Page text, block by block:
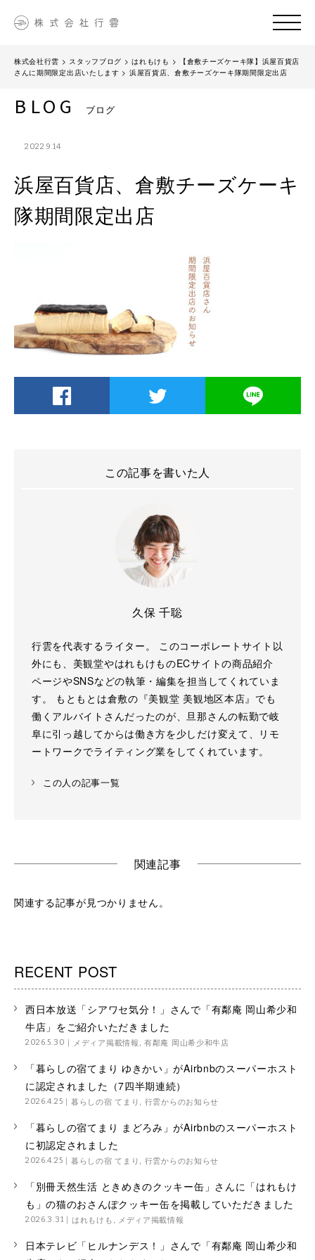
株式会社行雲 > スタッフブログ >はれもけも >
【倉敷チーズケーキ隊】浜屋百貨店
さんに期間限定出店いたします > 浜屋百貨店、倉敷チーズケーキ隊期間限定出店
BLOG ブログ
2022.9.14
浜屋百貨店、倉敷チーズケーキ
隊期間限定出店
この記事を書いた人
久保 千聡
行雲を代表するライター。 このコーポレートサイト以
外にも、美観堂やはれもけものECサイトの商品紹介
ページやSNSなどの執筆・編集を担当してくれていま
す。 もともとは倉敷の『美観堂 美観地区本店』でも
働くアルバイトさんだったのが、旦那さんの転勤で岐
阜に引っ越してからは働き方を少しだけ変えて、リモ
ートワークでライティング業をしてくれています。
この人の記事一覧
関連記事
関連する記事が見つかりません。
RECENT POST
西日本放送「シアワセ気分！」さんで「有鄰庵 岡山希少和
牛店」をご紹介いただきました
2026.5.30 メディア掲載情報,有鄰庵 岡山希少和牛店
「暮らしの宿てまり ゆきかい」がAirbnbのスーパーホスト
に認定されました（7四半期連続）
2026.4.25 暮らしの宿 てまり , 行雲からのお知らせ
「暮らしの宿てまり まどろみ」がAirbnbのスーパーホスト
に初認定されました
2026.4.25 暮らしの宿 てまり , 行雲からのお知らせ
「別冊天然生活 ときめきのクッキー缶」さんに「はれもけ
も」の猫のおさんぽクッキー缶を掲載していただきました
2026.3.31 はれもけも , メディア掲載情報
日本テレビ「ヒルナンデス！」さんで「有鄰庵 岡山希少和